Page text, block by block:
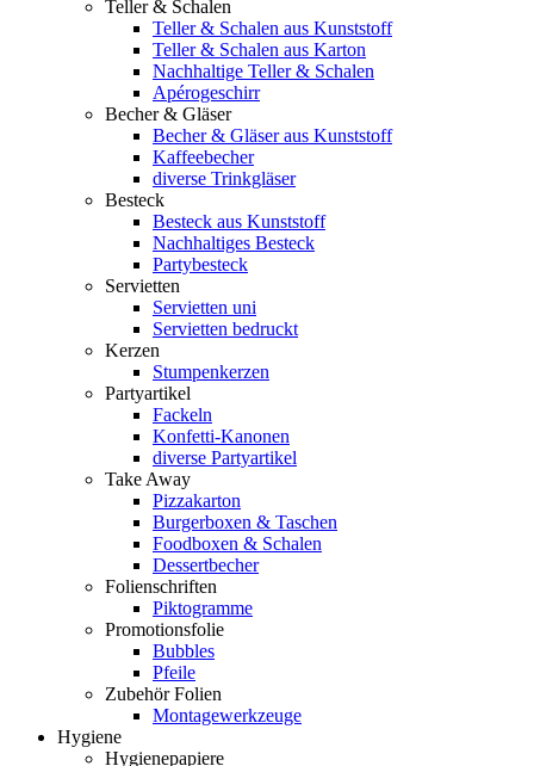
Teller & Schalen
Teller & Schalen aus Kunststoff
Teller & Schalen aus Karton
Nachhaltige Teller & Schalen
Apérogeschirr
Becher & Gläser
Becher & Gläser aus Kunststoff
Kaffeebecher
diverse Trinkgläser
Besteck
Besteck aus Kunststoff
Nachhaltiges Besteck
Partybesteck
Servietten
Servietten uni
Servietten bedruckt
Kerzen
Stumpenkerzen
Partyartikel
Fackeln
Konfetti-Kanonen
diverse Partyartikel
Take Away
Pizzakarton
Burgerboxen & Taschen
Foodboxen & Schalen
Dessertbecher
Folienschriften
Piktogramme
Promotionsfolie
Bubbles
Pfeile
Zubehör Folien
Montagewerkzeuge
Hygiene
Hygienepapiere